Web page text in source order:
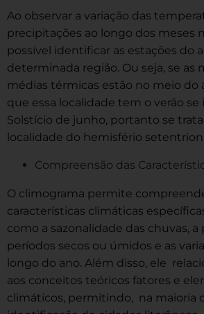
Ao observar a variação das
precipitações ao longo dos meses
possível identificar as estações do
determinada região. Ou seja, se as
médias térmicas estão no meio do
que essa localidade tem o verão
Solstício de junho, portanto se
localidade do hemisfério
Compreensão das
O climograma permite
características climáticas
como a sazonalidade das chuvas, a
períodos secos ou úmidos e as
longo do ano. Além disso, ele
aos conceitos teóricos fatores e
climáticos, permitindo, na maioria